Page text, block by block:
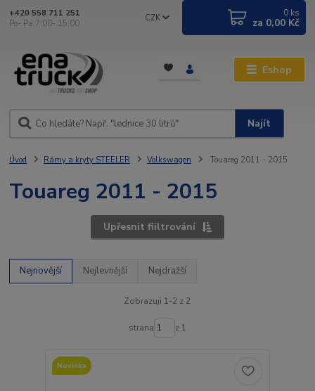
Eshop
CZK
Najít
+420 558 711 251
Po- Pá 7:00- 15:00
0 ks
za 0,00 Kč
Úvod Rámy a kryty STEELER Volkswagen Touareg 2011 - 2015
Touareg 2011 - 2015
Upřesnit fiiltrování
Nejnovější Nejlevnější Nejdražší
Zobrazuji 1-2 z 2
strana z 1
Novinka